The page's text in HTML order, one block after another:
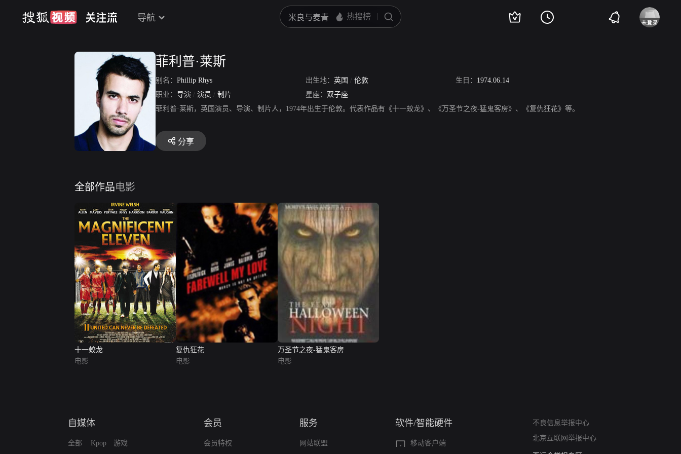
导航
菲利普·莱斯
别名： Phillip Rhys 出生地： 英国 / 伦敦 生日： 1974.06.14
职业： 导演 / 演员 / 制片 星座： 双子座
菲利普·莱斯，英国演员、导演、制片人，1974年出生于伦敦。代表作品有《十一蛟龙》、《万圣节之夜-猛鬼客房》、《复仇狂花》等。
分享
全部作品电影
十一蛟龙
电影
复仇狂花
电影
万圣节之夜-猛鬼客房
电影
自媒体
全部 Kpop 游戏
会员
会员特权
服务
网站联盟
软件/智能硬件
移动客户端
不良信息举报中心
北京互联网举报中心
算法推荐专项举报